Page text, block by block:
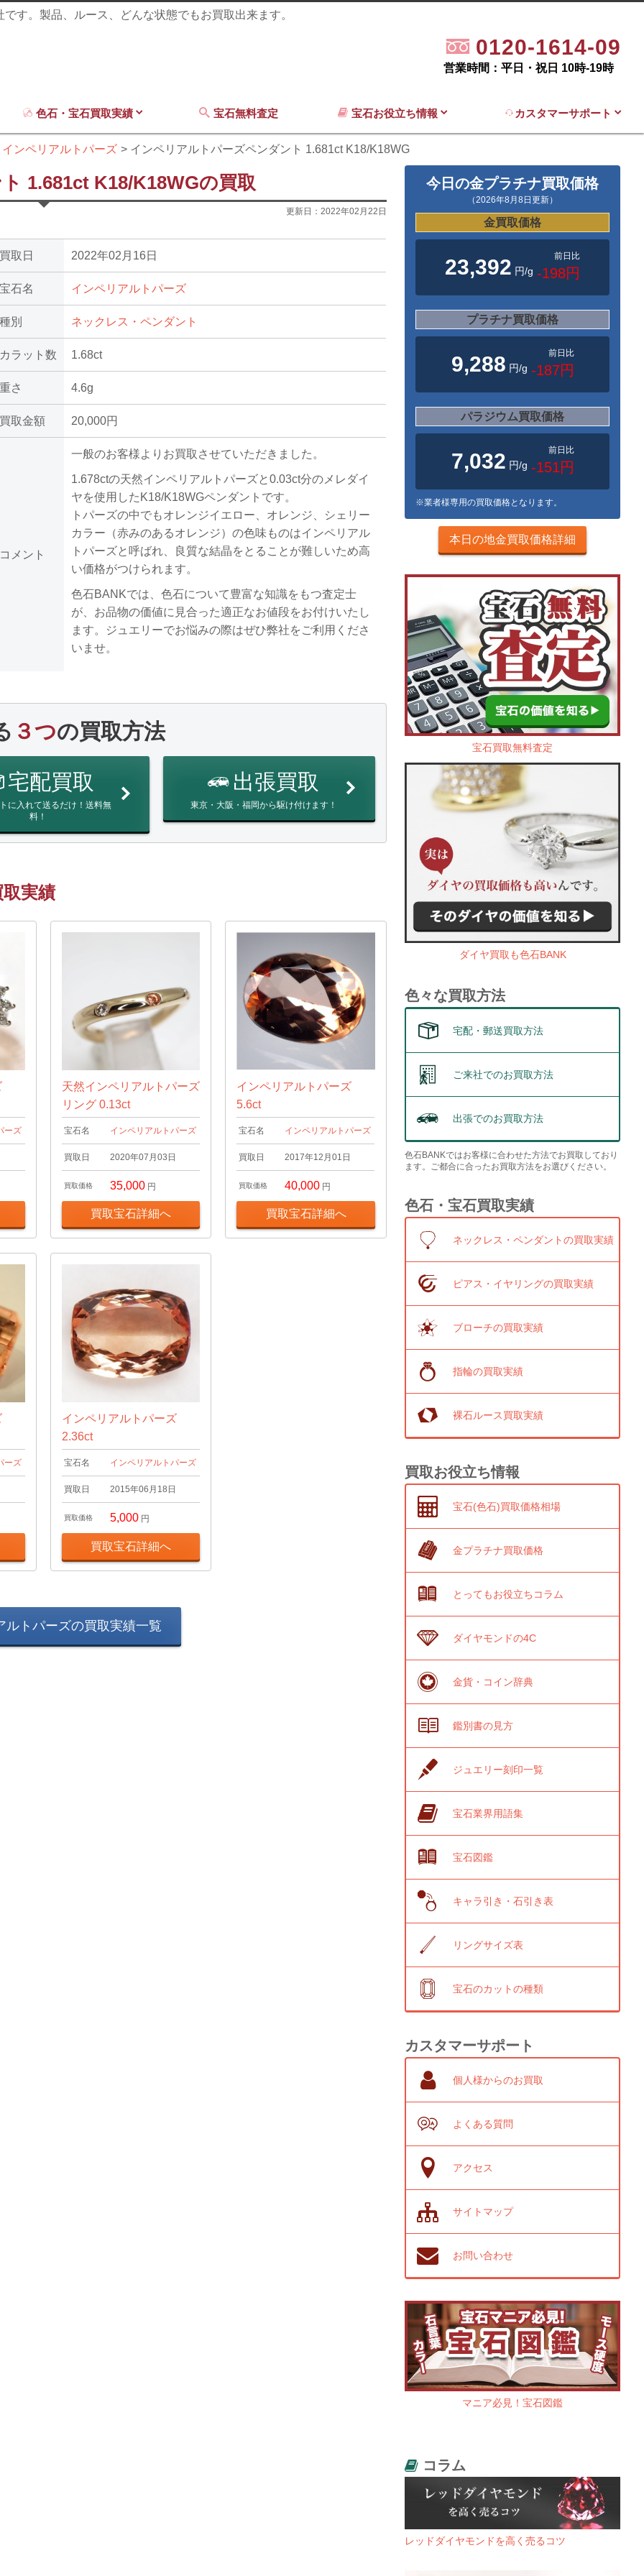
す。製品、ルース、どんな状態でもお買取出来ます。
0120-1614-09
営業時間：平日・祝日 10時-19時
色石・宝石買取実績 宝石無料査定 宝石お役立ち情報 カスタマーサポート
インペリアルトパーズ インペリアルトパーズペンダント 1.681ct K18/K18WG
1.681ct K18/K18WGの買取
更新日： 2022年02月22日
買取日 2022年02月16日
宝石名 インペリアルトパーズ
種別 ネックレス・ペンダント
カラット数 1.68ct
重さ 4.6g
買取金額 20,000円
コメント
一般のお客様よりお買取させていただきました。
1.678ctの天然インペリアルトパーズと0.03ct分のメレダイ
ヤを使用したK18/K18WGペンダントです。
トパーズの中でもオレンジイエロー、オレンジ、シェリー
カラー（赤みのあるオレンジ）の色味ものはインペリアル
トパーズと呼ばれ、良質な結晶をとることが難しいため高
い価格がつけられます。
色石BANKでは、色石について豊富な知識をもつ査定士
が、お品物の価値に見合った適正なお値段をお付けいたし
ます。ジュエリーでお悩みの際はぜひ弊社をご利用くださ
いませ。
３つの買取方法
宅配買取
に入れて送るだけ！送料無
料！
出張買取
東京・大阪・福岡から駆け付けます！
実績
ーズ
天然インペリアルトパーズ
リング 0.13ct
宝石名 インペリアルトパーズ
買取日 2020年07月03日
買取価格 35,000 円
買取宝石詳細へ
インペリアルトパーズ
5.6ct
宝石名 インペリアルトパーズ
買取日 2017年12月01日
買取価格 40,000 円
買取宝石詳細へ
ーズ
インペリアルトパーズ
2.36ct
宝石名 インペリアルトパーズ
買取日 2015年06月18日
買取価格 5,000 円
買取宝石詳細へ
ルトパーズの買取実績一覧
今日の金プラチナ買取価格
（2026年8月8日更新）
金買取価格
23,392 円/g
前日比
-198円
プラチナ買取価格
9,288 円/g
前日比
-187円
パラジウム買取価格
7,032 円/g
前日比
-151円
※業者様専用の買取価格となります。
本日の地金買取価格詳細
宝石買取無料査定
ダイヤ買取も色石BANK
色々な買取方法
宅配・郵送買取方法
ご来社でのお買取方法
出張でのお買取方法
色石BANKではお客様に合わせた方法でお買取しており
ます。ご都合に合ったお買取方法をお選びください。
色石・宝石買取実績
ネックレス・ペンダントの買取実績
ピアス・イヤリングの買取実績
ブローチの買取実績
指輪の買取実績
裸石ルース買取実績
買取お役立ち情報
宝石(色石)買取価格相場
金プラチナ買取価格
とってもお役立ちコラム
ダイヤモンドの4C
金貨・コイン辞典
鑑別書の見方
ジュエリー刻印一覧
宝石業界用語集
宝石図鑑
キャラ引き・石引き表
リングサイズ表
宝石のカットの種類
カスタマーサポート
個人様からのお買取
よくある質問
アクセス
サイトマップ
お問い合わせ
マニア必見！宝石図鑑
コラム
レッドダイヤモンドを高く売るコツ